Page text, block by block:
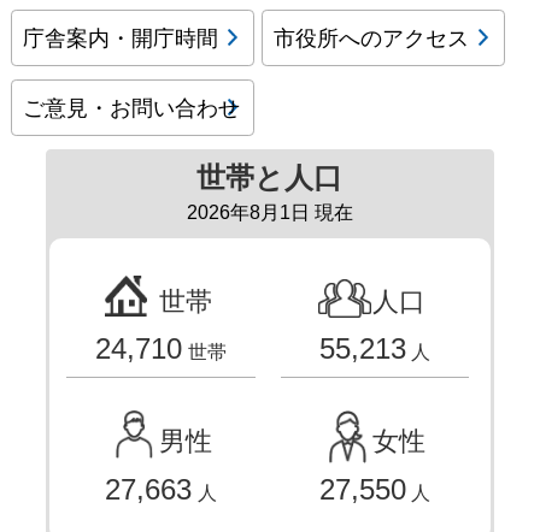
庁舎案内・開庁時間 市役所へのアクセス
ご意見・お問い合わせ
世帯と人口
2026年8月1日 現在
世帯
24,710 世帯
人口
55,213 人
男性
27,663 人
女性
27,550 人